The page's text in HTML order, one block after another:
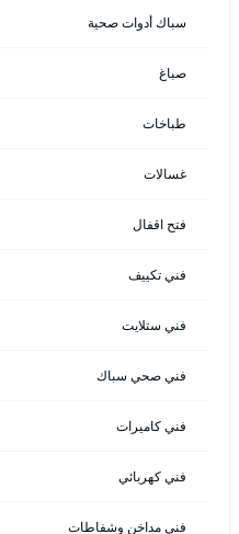
سباك أدوات صحية
صباغ
طباخات
غسالات
فتح اقفال
فني تكييف
فني ستلايت
فني صحي سباك
فني كاميرات
فني كهربائي
فني مداخن وشفاطات